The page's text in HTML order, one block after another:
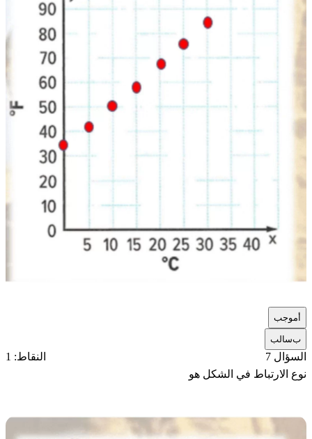
موجب
بسالب
السؤال 7
النقاط: 1
نوع الارتباط في الشكل هو